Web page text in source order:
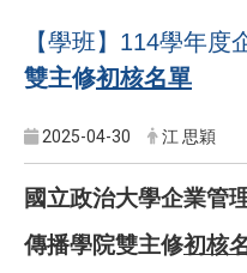
【學班】114學年度
雙主修初核名單
2025-04-30 江 思穎
國立政治大學企業管
傳播學院雙主修初核